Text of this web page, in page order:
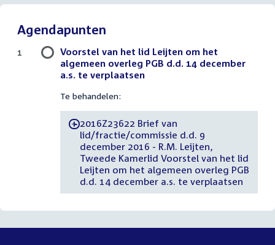
Agendapunten
Voorstel van het lid Leijten om het
algemeen overleg PGB d.d. 14 december
a.s. te verplaatsen
Te behandelen:
-2016Z23622 Brief van
lid/fractie/commissie d.d. 9
december 2016 - R.M. Leijten,
Tweede Kamerlid Voorstel van het lid
Leijten om het algemeen overleg PGB
d.d. 14 december a.s. te verplaatsen
1